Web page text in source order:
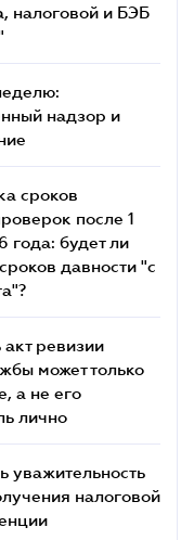
налоговой и БЭБ
надзор и
сроков
после 1
года: будет ли
давности "с
ревизии
может только
а не его
лично
уважительность
налоговой